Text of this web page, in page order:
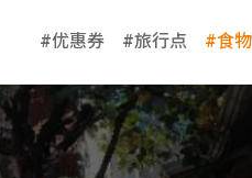
#优惠券 #旅行点 #食物